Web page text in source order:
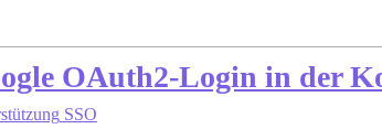
OAuth2-Login in der
SSO